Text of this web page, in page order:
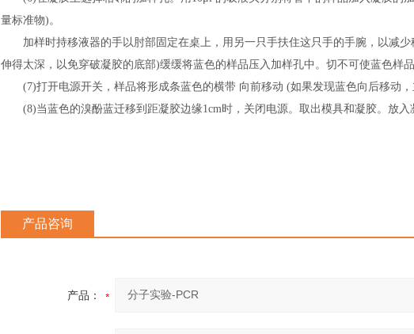
量标准物)。
加样时持移液器的手以肘部固定在桌上，用另一只手扶住这只手的手腕，以减少
伸得太深，以免穿破凝胶的底部)缓缓将蓝色的样品压入加样孔中。切不可使蓝色样品
(7)打开电源开关，样品将形成条蓝色的横带 向前移动 (如果发现蓝色向后移动，
(8)当蓝色的溴酚蓝迁移到距凝胶边缘1cm时，关闭电源。取出模具和凝胶。放入
产品咨询
产品：